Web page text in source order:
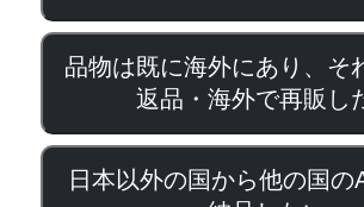
品物は既に海外にあり、そ
返品・海外で再販し
日本以外の国から他の国の